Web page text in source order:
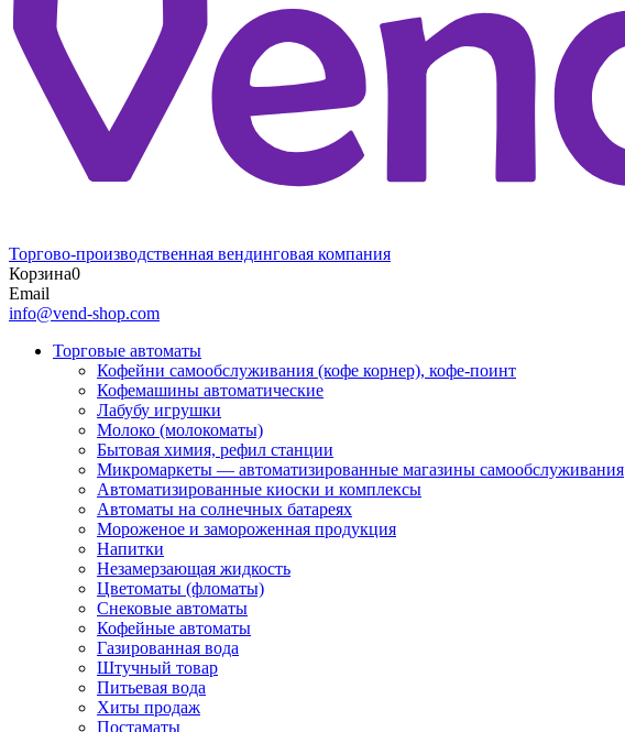
Торгово-производственная вендинговая компания
Корзина0
Email
info@vend-shop.com
Торговые автоматы
Кофейни самообслуживания (кофе корнер), кофе-поинт
Кофемашины автоматические
Лабубу игрушки
Молоко (молокоматы)
Бытовая химия, рефил станции
Микромаркеты — автоматизированные магазины самообслуживания
Автоматизированные киоски и комплексы
Автоматы на солнечных батареях
Мороженое и замороженная продукция
Напитки
Незамерзающая жидкость
Цветоматы (фломаты)
Снековые автоматы
Кофейные автоматы
Газированная вода
Штучный товар
Питьевая вода
Хиты продаж
Постаматы